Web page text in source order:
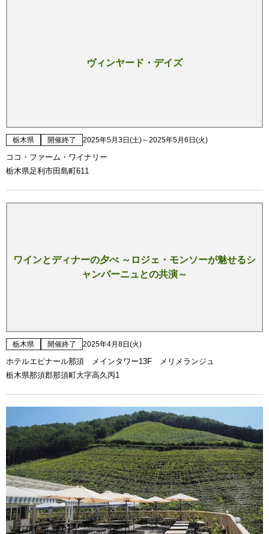
ヴィンヤード・デイズ
栃木県 開催終了 2025年5月3日(土)～2025年5月6日(火)
ココ・ファーム・ワイナリー
栃木県足利市田島町611
ワインとディナーの夕べ ～ロジェ・モンソーが魅せるシ
ャンパーニュとの共演～
栃木県 開催終了 2025年4月8日(火)
ホテルエピナール那須 メインタワー13F メリメランジュ
栃木県那須郡那須町大字高久丙1